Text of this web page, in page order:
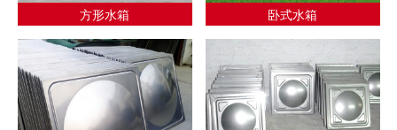
方形水箱 卧式水箱